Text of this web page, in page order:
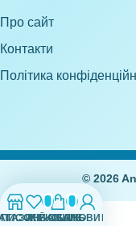
Про сайт
Контакти
Політика
0
БАЖАНЬ
0
КОШИК
МІЙ ОБЛІКОВИЙ
© 2026